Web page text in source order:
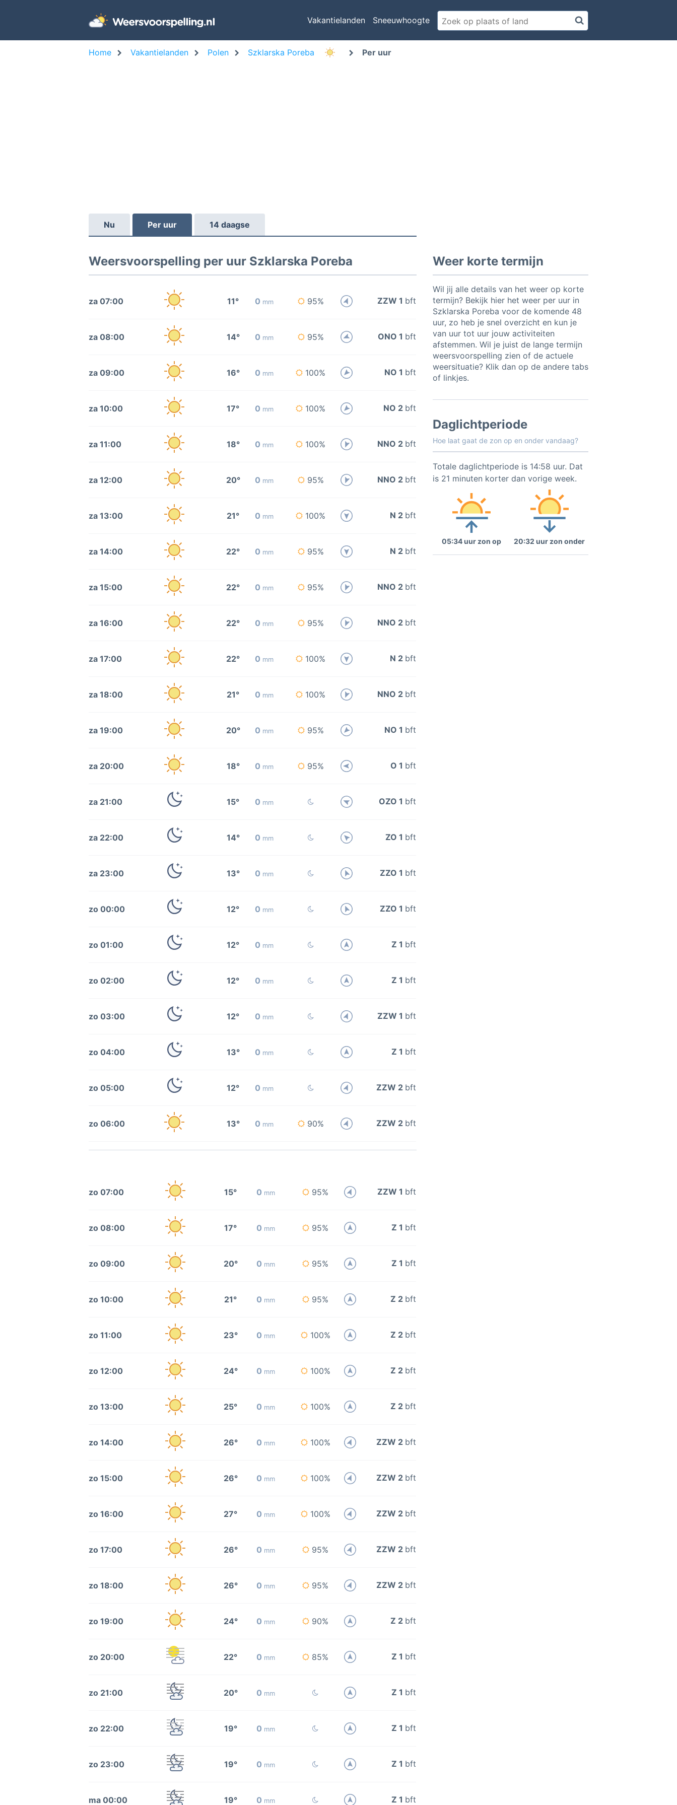
Vakantielanden Sneeuwhoogte
Home Vakantielanden Polen Szklarska Poreba Per uur
Nu Per uur 14 daagse
Weersvoorspelling per uur Szklarska Poreba
za 07:00 11° 0 mm 95% ZZW 1 bft
za 08:00 14° 0 mm 95% ONO 1 bft
za 09:00 16° 0 mm 100% NO 1 bft
za 10:00 17° 0 mm 100% NO 2 bft
za 11:00 18° 0 mm 100% NNO 2 bft
za 12:00 20° 0 mm 95% NNO 2 bft
za 13:00 21° 0 mm 100% N 2 bft
za 14:00 22° 0 mm 95% N 2 bft
za 15:00 22° 0 mm 95% NNO 2 bft
za 16:00 22° 0 mm 95% NNO 2 bft
za 17:00 22° 0 mm 100% N 2 bft
za 18:00 21° 0 mm 100% NNO 2 bft
za 19:00 20° 0 mm 95% NO 1 bft
za 20:00 18° 0 mm 95% O 1 bft
za 21:00 15° 0 mm OZO 1 bft
za 22:00 14° 0 mm ZO 1 bft
za 23:00 13° 0 mm ZZO 1 bft
zo 00:00 12° 0 mm ZZO 1 bft
zo 01:00 12° 0 mm Z 1 bft
zo 02:00 12° 0 mm Z 1 bft
zo 03:00 12° 0 mm ZZW 1 bft
zo 04:00 13° 0 mm Z 1 bft
zo 05:00 12° 0 mm ZZW 2 bft
zo 06:00 13° 0 mm 90% ZZW 2 bft
zo 07:00 15° 0 mm 95% ZZW 1 bft
zo 08:00 17° 0 mm 95% Z 1 bft
zo 09:00 20° 0 mm 95% Z 1 bft
zo 10:00 21° 0 mm 95% Z 2 bft
zo 11:00 23° 0 mm 100% Z 2 bft
zo 12:00 24° 0 mm 100% Z 2 bft
zo 13:00 25° 0 mm 100% Z 2 bft
zo 14:00 26° 0 mm 100% ZZW 2 bft
zo 15:00 26° 0 mm 100% ZZW 2 bft
zo 16:00 27° 0 mm 100% ZZW 2 bft
zo 17:00 26° 0 mm 95% ZZW 2 bft
zo 18:00 26° 0 mm 95% ZZW 2 bft
zo 19:00 24° 0 mm 90% Z 2 bft
zo 20:00 22° 0 mm 85% Z 1 bft
zo 21:00 20° 0 mm Z 1 bft
zo 22:00 19° 0 mm Z 1 bft
zo 23:00 19° 0 mm Z 1 bft
ma 00:00 19° 0 mm Z 1 bft
Weer korte termijn
Wil jij alle details van het weer op korte
termijn? Bekijk hier het weer per uur in
Szklarska Poreba voor de komende 48
uur, zo heb je snel overzicht en kun je
van uur tot uur jouw activiteiten
afstemmen. Wil je juist de lange termijn
weersvoorspelling zien of de actuele
weersituatie? Klik dan op de andere tabs
of linkjes.
Daglichtperiode
Hoe laat gaat de zon op en onder vandaag?
Totale daglichtperiode is 14:58 uur. Dat
is 21 minuten korter dan vorige week.
05:34 uur zon op 20:32 uur zon onder